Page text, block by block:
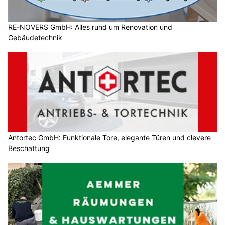
RE-NOVERS GmbH: Alles rund um Renovation und
Gebäudetechnik
Antortec GmbH: Funktionale Tore, elegante Türen und clevere
Beschattung